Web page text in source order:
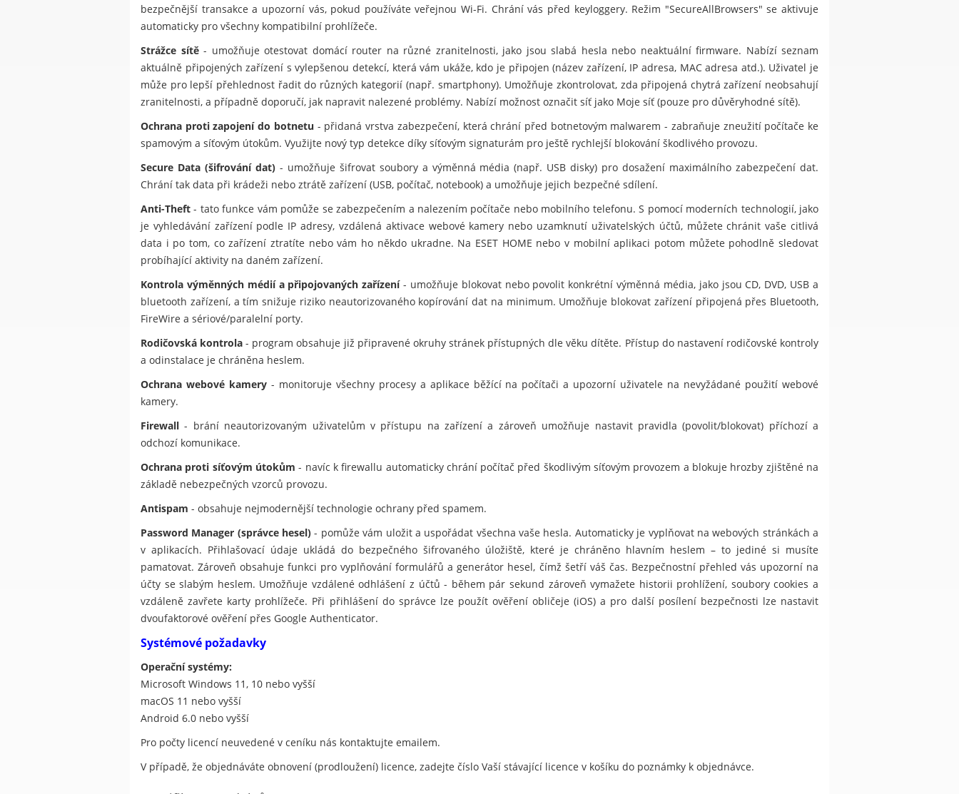
bezpečnější transakce a upozorní vás, pokud používáte veřejnou Wi-Fi. Chrání vás před keyloggery. Režim "SecureAllBrowsers" se aktivuje
automaticky pro všechny kompatibilní prohlížeče.
Strážce sítě- umožňuje otestovat domácí router na různé zranitelnosti, jako jsou slabá hesla nebo neaktuální firmware. Nabízí seznam
aktuálně připojených zařízení s vylepšenou detekcí, která vám ukáže, kdo je připojen (název zařízení, IP adresa, MAC adresa atd.). Uživatel je
může pro lepší přehlednost řadit do různých kategorií (např. smartphony). Umožňuje zkontrolovat, zda připojená chytrá zařízení neobsahují
zranitelnosti, a případně doporučí, jak napravit nalezené problémy. Nabízí možnost označit síť jako Moje síť (pouze pro důvěryhodné sítě).
Ochrana proti zapojení do botnetu - přidaná vrstva zabezpečení, která chrání před botnetovým malwarem - zabraňuje zneužití počítače ke
spamovým a síťovým útokům. Využijte nový typ detekce díky síťovým signaturám pro ještě rychlejší blokování škodlivého provozu.
Secure Data (šifrování dat)- umožňuje šifrovat soubory a výměnná média (např. USB disky) pro dosažení maximálního zabezpečení dat.
Chrání tak data při krádeži nebo ztrátě zařízení (USB, počítač, notebook) a umožňuje jejich bezpečné sdílení.
Anti-Theft - tato funkce vám pomůže se zabezpečením a nalezením počítače nebo mobilního telefonu. S pomocí moderních technologií, jako
je vyhledávání zařízení podle IP adresy, vzdálená aktivace webové kamery nebo uzamknutí uživatelských účtů, můžete chránit vaše citlivá
data i po tom, co zařízení ztratíte nebo vám ho někdo ukradne. Na ESET HOME nebo v mobilní aplikaci potom můžete pohodlně sledovat
probíhající aktivity na daném zařízení.
Kontrola výměnných médií a připojovaných zařízení- umožňuje blokovat nebo povolit konkrétní výměnná média, jako jsou CD, DVD, USB a
bluetooth zařízení, a tím snižuje riziko neautorizovaného kopírování dat na minimum. Umožňuje blokovat zařízení připojená přes Bluetooth,
FireWire a sériové/paralelní porty.
Rodičovská kontrola - program obsahuje již připravené okruhy stránek přístupných dle věku dítěte. Přístup do nastavení rodičovské kontroly
a odinstalace je chráněna heslem.
Ochrana webové kamery- monitoruje všechny procesy a aplikace běžící na počítači a upozorní uživatele na nevyžádané použití webové
kamery.
Firewall - brání neautorizovaným uživatelům v přístupu na zařízení a zároveň umožňuje nastavit pravidla (povolit/blokovat) příchozí a
odchozí komunikace.
Ochrana proti síťovým útokům - navíc k firewallu automaticky chrání počítač před škodlivým síťovým provozem a blokuje hrozby zjištěné na
základě nebezpečných vzorců provozu.
Antispam - obsahuje nejmodernější technologie ochrany před spamem.
Password Manager (správce hesel) - pomůže vám uložit a uspořádat všechna vaše hesla. Automaticky je vyplňovat na webových stránkách a
v aplikacích. Přihlašovací údaje ukládá do bezpečného šifrovaného úložiště, které je chráněno hlavním heslem – to jediné si musíte
pamatovat. Zároveň obsahuje funkci pro vyplňování formulářů a generátor hesel, čímž šetří váš čas. Bezpečnostní přehled vás upozorní na
účty se slabým heslem. Umožňuje vzdálené odhlášení z účtů - během pár sekund zároveň vymažete historii prohlížení, soubory cookies a
vzdáleně zavřete karty prohlížeče. Při přihlášení do správce lze použít ověření obličeje (iOS) a pro další posílení bezpečnosti lze nastavit
dvoufaktorové ověření přes Google Authenticator.
Systémové požadavky
Operační systémy:
Microsoft Windows 11, 10 nebo vyšší
macOS 11 nebo vyšší
Android 6.0 nebo vyšší
Pro počty licencí neuvedené v ceníku nás kontaktujte emailem.
V případě, že objednáváte obnovení (prodloužení) licence, zadejte číslo Vaší stávající licence v košíku do poznámky k objednávce.